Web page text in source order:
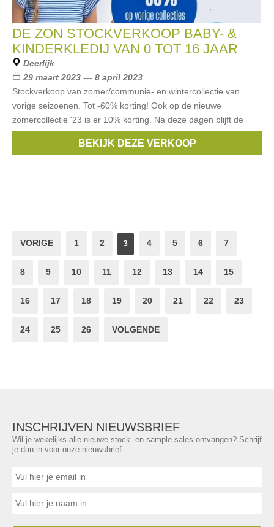
DE ZON STOCKVERKOOP BABY- &
KINDERKLEDIJ VAN 0 TOT 16 JAAR
Deerlijk
29 maart 2023 --- 8 april 2023
Stockverkoop van zomer/communie- en wintercollectie van
vorige seizoenen. Tot -60% korting! Ook op de nieuwe
zomercollectie '23 is er 10% korting. Na deze dagen blijft de
outlet toegankelijk via de
Noppies,Woody,Red & Blu,Gymp
BEKIJK DEZE VERKOOP
VORIGE 1 2 3 4 5 6 7
8 9 10 11 12 13 14 15
16 17 18 19 20 21 22 23
24 25 26 VOLGENDE
INSCHRIJVEN NIEUWSBRIEF
Wil je wekelijks alle nieuwe stock- en sample sales ontvangen? Schrijf
je dan in voor onze nieuwsbrief.